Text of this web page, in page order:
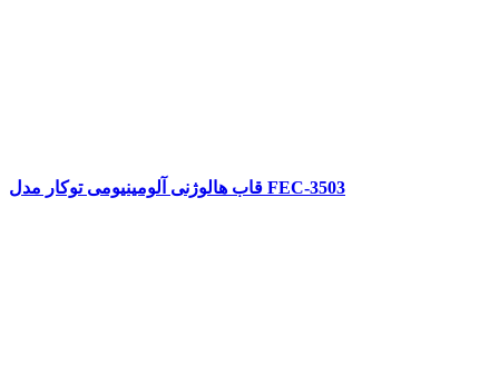
قاب هالوژنی آلومینیومی توکار مدل FEC-3503